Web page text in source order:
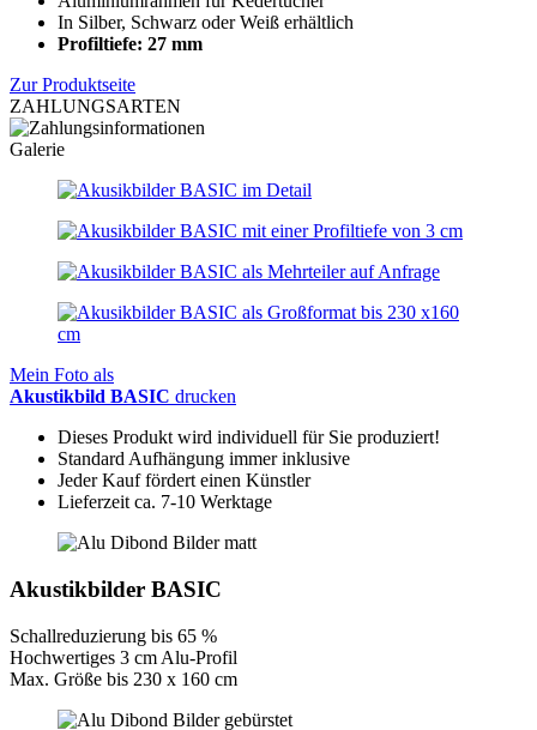
In Silber, Schwarz oder Weiß erhältlich
Profiltiefe: 27 mm
Zur Produktseite
ZAHLUNGSARTEN
Galerie
Mein Foto als
Akustikbild BASIC drucken
Dieses Produkt wird individuell für Sie produziert!
Standard Aufhängung immer inklusive
Jeder Kauf fördert einen Künstler
Lieferzeit ca. 7-10 Werktage
Akustikbilder BASIC
Schallreduzierung bis 65 %
Hochwertiges 3 cm Alu-Profil
Max. Größe bis 230 x 160 cm